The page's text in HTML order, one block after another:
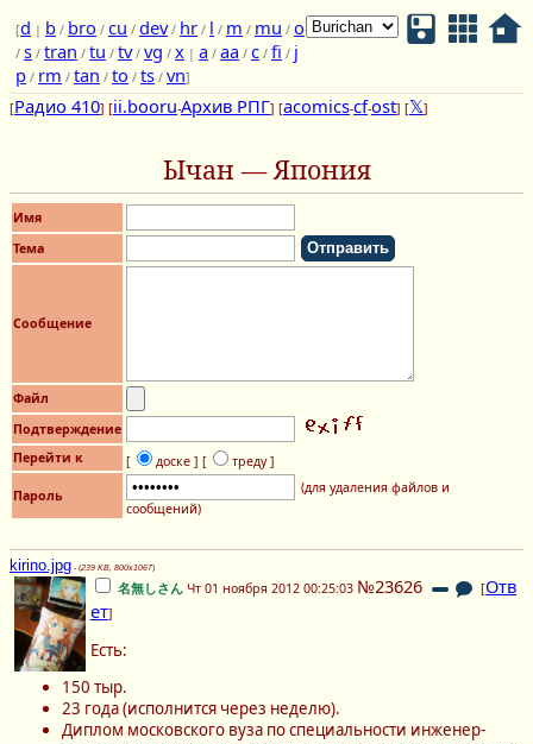
[d | b / bro / cu / dev/ hr / l / m / mu / o
/ s / tran / tu / tv/ vg / x | a / aa / c / fi / j
p / rm / tan / to / ts / vn]
[Радио 410] [ii.booru-Архив РПГ] [acomics-cf-ost] [𝕏]
Ычан — Япония
Имя
Тема
Сообщение
Файл
Подтверждение
Перейти к
[ доске ] [ треду ]
Пароль
(для удаления файлов и
сообщений)
kirino.jpg - (239 KB, 800x1067)
名無しさんЧт 01 ноября 2012 00:25:03 №23626 [Отв
ет]
Есть:
150 тыр.
23 года (исполнится через неделю).
Диплом московского вуза по специальности инженер-